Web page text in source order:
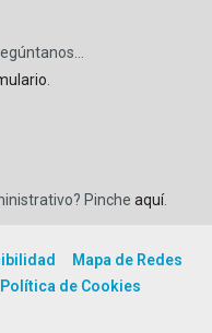
Pinche aquí.
Mapa de Redes
Política de Cookies